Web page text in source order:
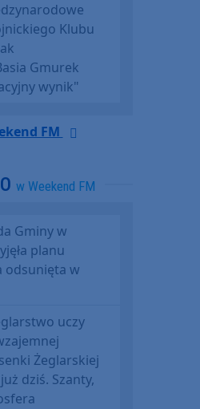
Klubu
Gmurek
wynik"
FM
w Weekend FM
Gminy w
planu
odsunięta w
uczy
Żeglarskiej
dziś. Szanty,